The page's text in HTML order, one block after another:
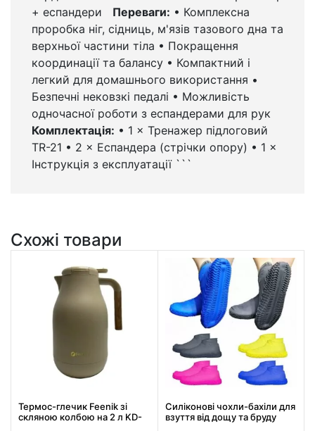
+ еспандери Переваги: • Комплексна
проробка ніг, сідниць, м'язів тазового дна та
верхньої частини тіла • Покращення
координації та балансу • Компактний і
легкий для домашнього використання •
Безпечні нековзкі педалі • Можливість
одночасної роботи з еспандерами для рук
Комплектація: • 1 × Тренажер підлоговий
TR-21 • 2 × Еспандера (стрічки опору) • 1 ×
Інструкція з експлуатації ```
Схожі товари
Термос-глечик Feenik зі
скляною колбою на 2 л KD-
Силіконові чохли-бахіли для
взуття від дощу та бруду